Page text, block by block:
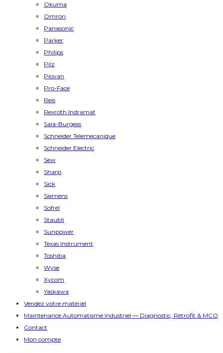
Okuma
Omron
Panasonic
Parker
Philips
Pilz
Piovan
Pro-Face
Reis
Rexroth Indramat
Saia-Burgess
Schneider Telemecanique
Schneider Electric
Sew
Sharp
Sick
Siemens
Sofrel
Staubli
Sunpower
Texas Instrument
Toshiba
Wyse
Xycom
Yaskawa
Vendez votre matériel
Maintenance Automatisme Industriel — Diagnostic, Rétrofit & MCO
Contact
Mon compte